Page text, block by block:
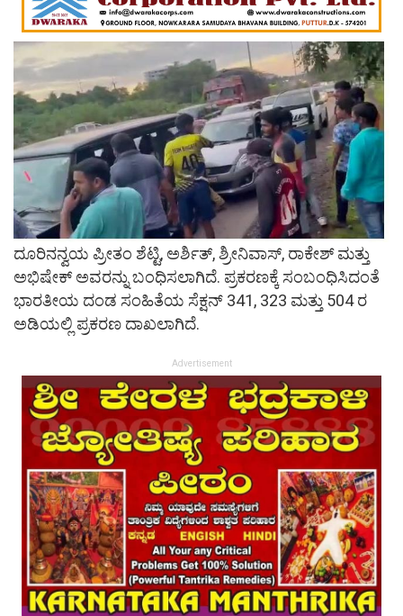
ದೂರಿನನ್ವಯ ಪ್ರೀತಂ ಶೆಟ್ಟಿ, ಅರ್ಶಿತ್, ಶ್ರೀನಿವಾಸ್, ರಾಕೇಶ್ ಮತ್ತು
ಅಭಿಷೇಕ್ ಅವರನ್ನು ಬಂಧಿಸಲಾಗಿದೆ. ಪ್ರಕರಣಕ್ಕೆ ಸಂಬಂಧಿಸಿದಂತೆ
ಭಾರತೀಯ ದಂಡ ಸಂಹಿತೆಯ ಸೆಕ್ಷನ್ 341, 323 ಮತ್ತು 504 ರ
ಅಡಿಯಲ್ಲಿ ಪ್ರಕರಣ ದಾಖಲಾಗಿದೆ.
Advertisement